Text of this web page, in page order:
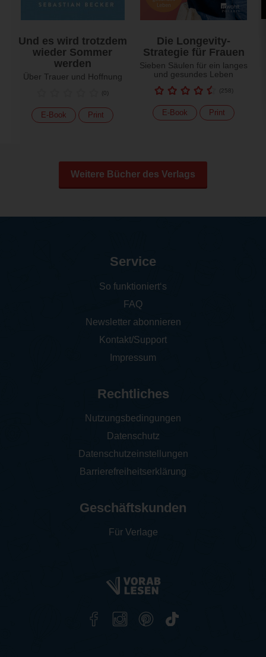
Und es wird trotzdem
wieder Sommer
werden
Über Trauer und Hoffnung
(0
E-Book Print
Die Longevity-
Strategie für Frauen
Sieben Säulen für ein langes
und gesundes Leben
(258
E-Book Print
Weitere Bücher des Verlags
Service
So funktioniert‘s
FAQ
Newsletter abonnieren
Kontakt/Support
Impressum
Rechtliches
Nutzungsbedingungen
Datenschutz
Datenschutzeinstellungen
Barrierefreiheitserklärung
Geschäftskunden
Für Verlage